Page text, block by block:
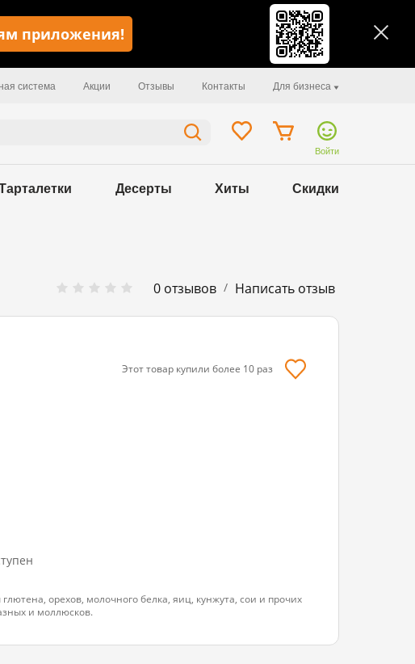
приложения!
система Акции Отзывы Контакты Для бизнеса
Войти
Десерты Хиты Скидки
0 отзывов / Написать отзыв
г / 167 kcal
Этот товар купили более 10раз
орехов, молочного белка, яиц, кунжута, сои и прочих
и моллюсков.